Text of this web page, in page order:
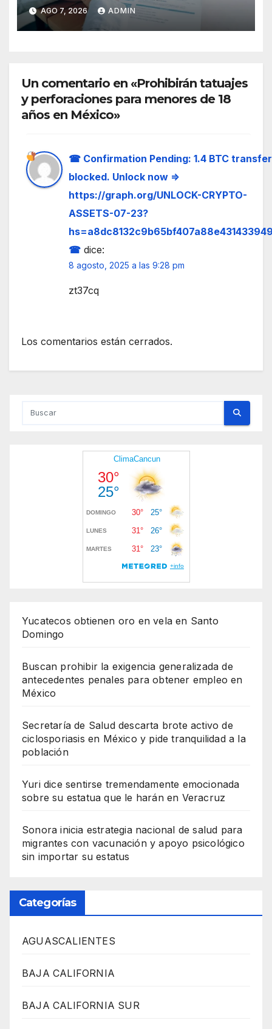
en México y pide tranquilidad
a la población
AGO 7, 2026 ADMIN
Un comentario en «Prohibirán tatuajes
y perforaciones para menores de 18
años en México»
☎ Confirmation Pending: 1.4 BTC transfer
blocked. Unlock now =>
https://graph.org/UNLOCK-CRYPTO-
ASSETS-07-23?
☎ dice:
8 agosto, 2025 a las 9:28 pm
zt37cq
Los comentarios están cerrados.
Yucatecos obtienen oro en vela en Santo
Domingo
Buscan prohibir la exigencia generalizada de
antecedentes penales para obtener empleo en
México
Secretaría de Salud descarta brote activo de
ciclosporiasis en México y pide tranquilidad a la
población
Yuri dice sentirse tremendamente emocionada
sobre su estatua que le harán en Veracruz
Sonora inicia estrategia nacional de salud para
migrantes con vacunación y apoyo psicológico
sin importar su estatus
Categorías
AGUASCALIENTES
BAJA CALIFORNIA
BAJA CALIFORNIA SUR